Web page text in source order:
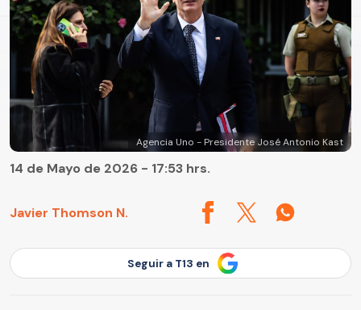
Agencia Uno - Presidente José Antonio Kast
Javier Thomson N.
14 de Mayo de 2026 - 17:53 hrs.
Seguir a T13 en